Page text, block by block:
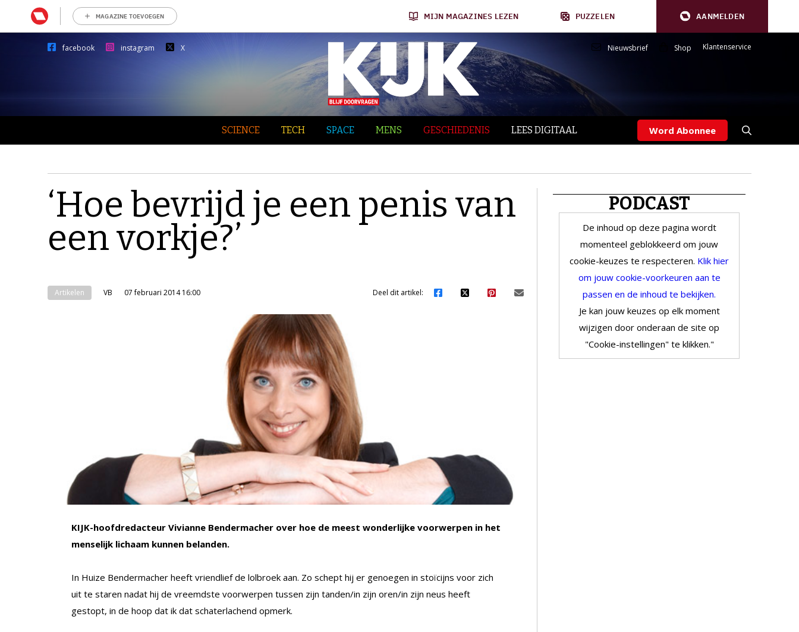
MAGAZINE TOEVOEGEN MIJN MAGAZINES LEZEN PUZZELEN AANMELDEN
facebook instagram X Nieuwsbrief Shop Klantenservice
SCIENCE TECH SPACE MENS GESCHIEDENIS LEES DIGITAAL Word Abonnee
‘Hoe bevrijd je een penis van
een vorkje?’
Artikelen VB 07 februari 2014 16:00 Deel dit artikel:
KIJK-hoofdredacteur Vivianne Bendermacher over hoe de meest wonderlijke voorwerpen in het
menselijk lichaam kunnen belanden.
In Huize Bendermacher heeft vriendlief de lolbroek aan. Zo schept hij er genoegen in stoïcijns voor zich
uit te staren nadat hij de vreemdste voorwerpen tussen zijn tanden/in zijn oren/in zijn neus heeft
gestopt, in de hoop dat ik dat schaterlachend opmerk.
PODCAST
De inhoud op deze pagina wordt
momenteel geblokkeerd om jouw
cookie-keuzes te respecteren. Klik hier
om jouw cookie-voorkeuren aan te
passen en de inhoud te bekijken.
Je kan jouw keuzes op elk moment
wijzigen door onderaan de site op
"Cookie-instellingen" te klikken."